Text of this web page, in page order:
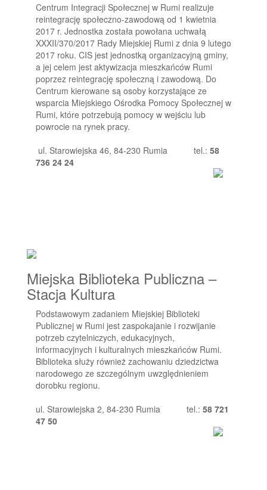
Centrum Integracji Społecznej w Rumi realizuje
reintegrację społeczno-zawodową od 1 kwietnia
2017 r. Jednostka została powołana uchwałą
XXXII/370/2017 Rady Miejskiej Rumi z dnia 9 lutego
2017 roku. CIS jest jednostką organizacyjną gminy,
a jej celem jest aktywizacja mieszkańców Rumi
poprzez reintegrację społeczną i zawodową. Do
Centrum kierowane są osoby korzystające ze
wsparcia Miejskiego Ośrodka Pomocy Społecznej w
Rumi, które potrzebują pomocy w wejściu lub
powrocie na rynek pracy.
ul. Starowiejska 46, 84-230 Rumia tel.: 58
736 24 24
Miejska Biblioteka Publiczna –
Stacja Kultura
Podstawowym zadaniem Miejskiej Biblioteki
Publicznej w Rumi jest zaspokajanie i rozwijanie
potrzeb czytelniczych, edukacyjnych,
informacyjnych i kulturalnych mieszkańców Rumi.
Biblioteka służy również zachowaniu dziedzictwa
narodowego ze szczególnym uwzględnieniem
dorobku regionu.
ul. Starowiejska 2, 84-230 Rumia tel.: 58 721
47 50